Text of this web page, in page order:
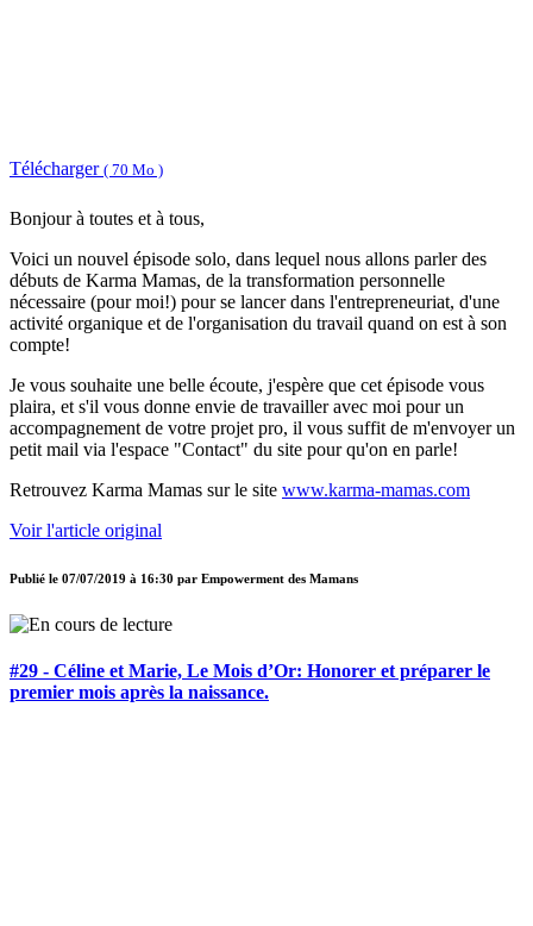
Télécharger ( 70 Mo )
Bonjour à toutes et à tous,
Voici un nouvel épisode solo, dans lequel nous allons parler des
débuts de Karma Mamas, de la transformation personnelle
nécessaire (pour moi!) pour se lancer dans l'entrepreneuriat, d'une
activité organique et de l'organisation du travail quand on est à son
compte!
Je vous souhaite une belle écoute, j'espère que cet épisode vous
plaira, et s'il vous donne envie de travailler avec moi pour un
accompagnement de votre projet pro, il vous suffit de m'envoyer un
petit mail via l'espace "Contact" du site pour qu'on en parle!
Retrouvez Karma Mamas sur le site www.karma-mamas.com
Voir l'article original
Publié le 07/07/2019 à 16:30 par Empowerment des Mamans
#29 - Céline et Marie, Le Mois d’Or: Honorer et préparer le
premier mois après la naissance.